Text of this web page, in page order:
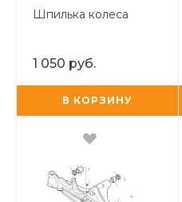
Шпилька колеса
1 050 руб.
В КОРЗИНУ